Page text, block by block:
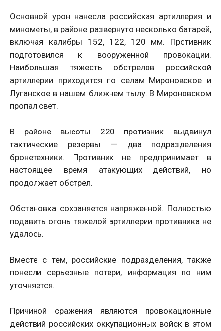
Основной урон нанесла российская артиллерия и
минометы, в районе развернуто несколько батарей,
включая калибры 152, 122, 120 мм. Противник
подготовился к вооруженной провокации.
Наибольшая тяжесть обстрелов российской
артиллерии приходится по селам Мироновское и
Луганское в нашем ближнем тылу. В Мироновском
пропал свет.
В районе высоты 220 противник выдвинул
тактические резервы — два подразделения
бронетехники. Противник не предпринимает в
настоящее время атакующих действий, но
продолжает обстрел.
Обстановка сохраняется напряженной. Полностью
подавить огонь тяжелой артиллерии противника не
удалось.
Вместе с тем, российские подразделения, также
понесли серьезные потери, информация по ним
уточняется.
Причиной сражения являются провокационные
действий российских оккупационных войск в этом